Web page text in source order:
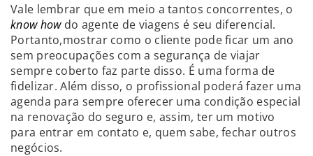
Vale lembrar que em meio a tantos concorrentes, o
know howdo agente de viagens é seu diferencial.
Portanto,mostrar como o cliente pode ficar um ano
sem preocupações com a segurança de viajar
sempre coberto faz parte disso. É uma forma de
fidelizar. Além disso, o profissional poderá fazer uma
agenda para sempre oferecer uma condição especial
na renovação do seguro e, assim, ter um motivo
para entrar em contato e, quem sabe, fechar outros
negócios.